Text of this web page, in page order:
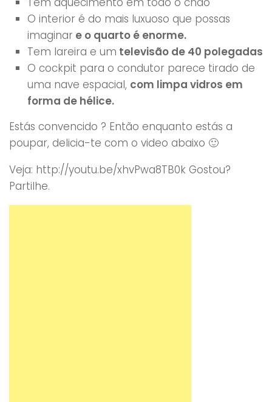
O interior é do mais luxuoso que possas
imaginar e o quarto é enorme.
Tem lareira e um televisão de 40 polegadas
O cockpit para o condutor parece tirado de
uma nave espacial, com limpa vidros em
forma de hélice.
Estás convencido ? Então enquanto estás a
poupar, delicia-te com o video abaixo 🙂
Veja: http://youtu.be/xhvPwa8TB0k Gostou?
Partilhe.